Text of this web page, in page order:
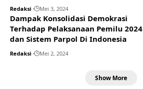
Redaksi Mei 3, 2024
Dampak Konsolidasi Demokrasi
Terhadap Pelaksanaan Pemilu 2024
dan Sistem Parpol Di Indonesia
Redaksi Mei 2, 2024
Show More